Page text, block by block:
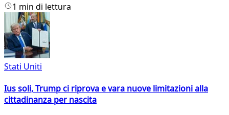
1 min di lettura
Stati Uniti
Ius soli, Trump ci riprova e vara nuove limitazioni alla
cittadinanza per nascita